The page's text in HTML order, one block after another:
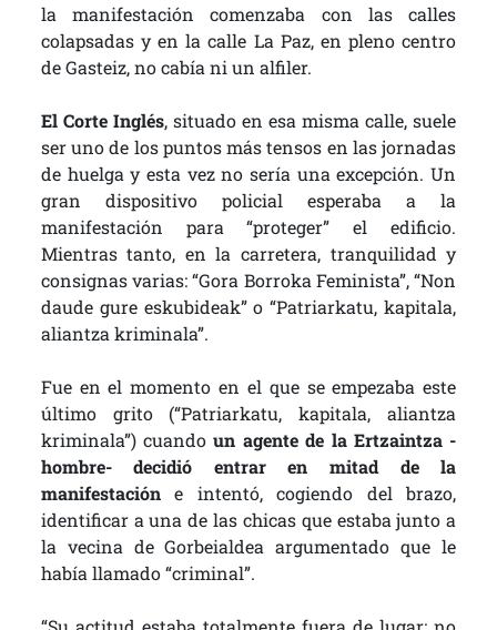
la manifestación comenzaba con las calles
colapsadas y en la calle La Paz, en pleno centro
de Gasteiz, no cabía ni un alfiler.
El Corte Inglés, situado en esa misma calle, suele
ser uno de los puntos más tensos en las jornadas
de huelga y esta vez no sería una excepción. Un
gran dispositivo policial esperaba a la
manifestación para “proteger” el edificio.
Mientras tanto, en la carretera, tranquilidad y
consignas varias: “Gora Borroka Feminista”, “Non
daude gure eskubideak” o “Patriarkatu, kapitala,
aliantza kriminala”.
Fue en el momento en el que se empezaba este
último grito (“Patriarkatu, kapitala, aliantza
kriminala”) cuandoun agente de la Ertzaintza -
hombre- decidió entrar en mitad de la
manifestacióne intentó, cogiendo del brazo,
identificar a una de las chicas que estaba junto a
la vecina de Gorbeialdea argumentado que le
había llamado “criminal”.